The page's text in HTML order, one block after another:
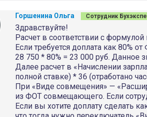
Горшенина Ольга Сотрудник
Здравствуйте!
Расчет в соответствии с
Если требуется доплата как 80%
28 750 * 80% = 23 000 руб. Данное
Далее расчет в «Начислении
полной ставке) * 36 (отработано
При «Виде совмещения» —
из ФОТ совмещающего. Если
Если вы хотите доплату сделать